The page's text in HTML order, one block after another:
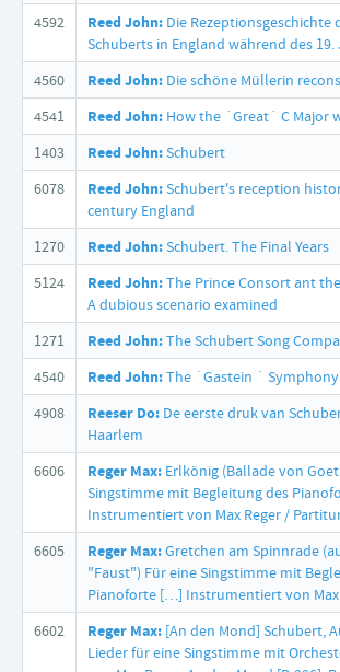
4592 Reed John: Die Rezeptionsgeschichte
Schuberts in England während des
4560
Reed John: Die schöne Müllerin
4541
Reed John: How the ´Great´ C Major
1403
Reed John:Schubert
6078
Reed John:Schubert's reception
century England
1270
Reed John:Schubert. The Final Years
5124
Reed John:The Prince Consort ant
A dubious scenario examined
1271
Reed John:The Schubert Song
4540
Reed John:The ´Gastein ´
4908
Reeser Do: De eerste druk van
Haarlem
6606
Reger Max: Erlkönig (Ballade von
Singstimme mit Begleitung des
Instrumentiert von Max Reger /
6605
Reger Max:Gretchen am Spinnrade
"Faust") Für eine Singstimme mit
Pianoforte […] Instrumentiert von Max
6602
Reger Max: [An den Mond] Schubert,
Lieder für eine Singstimme mit